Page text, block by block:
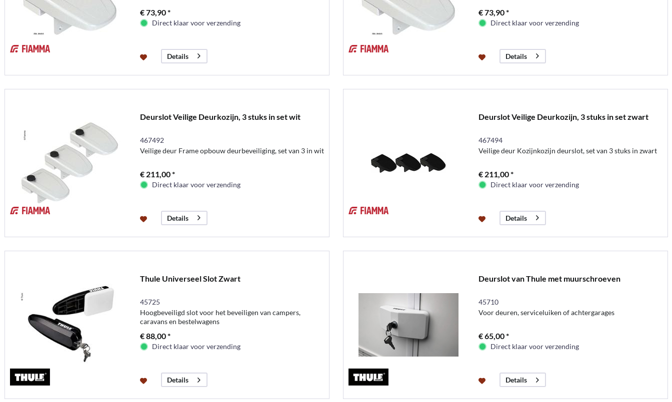
€ 73,90 *
Direct klaar voor verzending
Details
€ 73,90 *
Direct klaar voor verzending
Details
Deurslot Veilige Deurkozijn, 3 stuks in set wit
467492
Veilige deur Frame opbouw deurbeveiliging, set van 3 in wit
€ 211,00 *
Direct klaar voor verzending
Details
Deurslot Veilige Deurkozijn, 3 stuks in set zwart
467494
Veilige deur Kozijnkozijn deurslot, set van 3 stuks in zwart
€ 211,00 *
Direct klaar voor verzending
Details
Thule Universeel Slot Zwart
45725
Hoogbeveiligd slot voor het beveiligen van campers,
caravans en bestelwagens
€ 88,00 *
Direct klaar voor verzending
Details
Deurslot van Thule met muurschroeven
45710
Voor deuren, serviceluiken of achtergarages
€ 65,00 *
Direct klaar voor verzending
Details